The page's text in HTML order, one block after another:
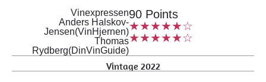
Vinexpressen
Anders Halskov-
Jensen(VinHjernen)
Thomas
Rydberg(DinVinGuide)
90 Points
★★★★★☆
★★★★★☆
Vintage 2022